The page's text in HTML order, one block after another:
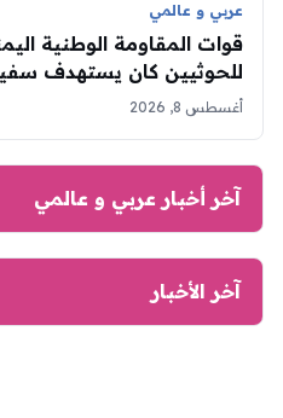
عربي و عالمي
قوات المقاومة الوطنية
للحوثيين كان يستهدف
أغسطس 8, 2026
آخر أخبار عربي و عالمي
آخر الأخبار